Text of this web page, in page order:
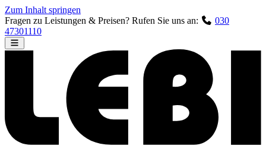
Zum Inhalt springen
Fragen zu Leistungen & Preisen? Rufen Sie uns an:
030
47301110